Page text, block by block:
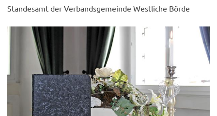
Standesamt der Verbandsgemeinde Westliche Börde